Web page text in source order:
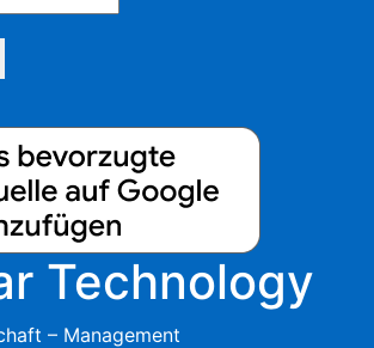
Technology
– Management